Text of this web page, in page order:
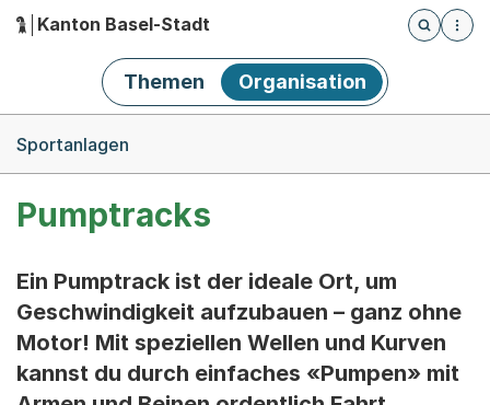
Hauptnavigation
Kanton Basel-Stadt
Öffnet
Themen Organisation
Sportanlagen
Pumptracks
Ein Pumptrack ist der ideale Ort, um
Geschwindigkeit aufzubauen – ganz ohne
Motor! Mit speziellen Wellen und Kurven
kannst du durch einfaches «Pumpen» mit